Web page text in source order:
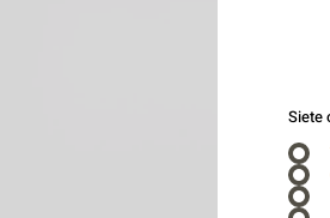
Siete